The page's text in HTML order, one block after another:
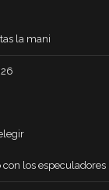
la mani
con los especuladores